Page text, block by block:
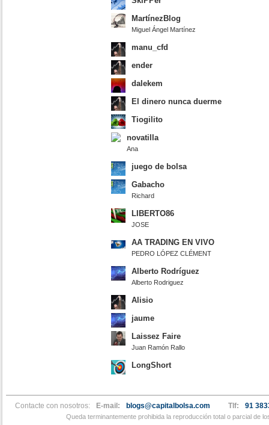
MartínezBlog
Miguel Ángel Martínez
manu_cfd
ender
dalekem
El dinero nunca duerme
Tiogilito
novatilla
Ana
juego de bolsa
Gabacho
Richard
LIBERTO86
JOSE
AA TRADING EN VIVO
PEDRO LÓPEZ CLÉMENT
Alberto Rodríguez
Alberto Rodriguez
Alisio
jaume
Laissez Faire
Juan Ramón Rallo
LongShort
Contacte con nosotros: E-mail: blogs@capitalbolsa.com Tlf: 91
Queda terminantemente prohibida la reproducción total o parcial de